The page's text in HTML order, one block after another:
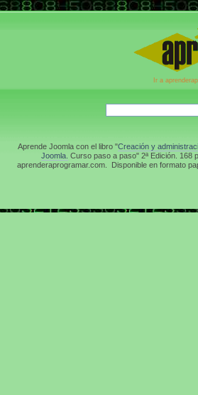
Ir a
Aprende Joomla con el libro "Creación y
Joomla. Curso paso a paso" 2ª Edición. 168
aprenderaprogramar.com. Disponible en formato